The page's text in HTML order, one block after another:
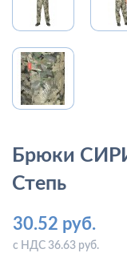
Брюки
Степь
30.52 руб.
с НДС 36.63 руб.